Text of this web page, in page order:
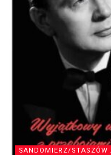
SANDOMIERZ/STASZÓW